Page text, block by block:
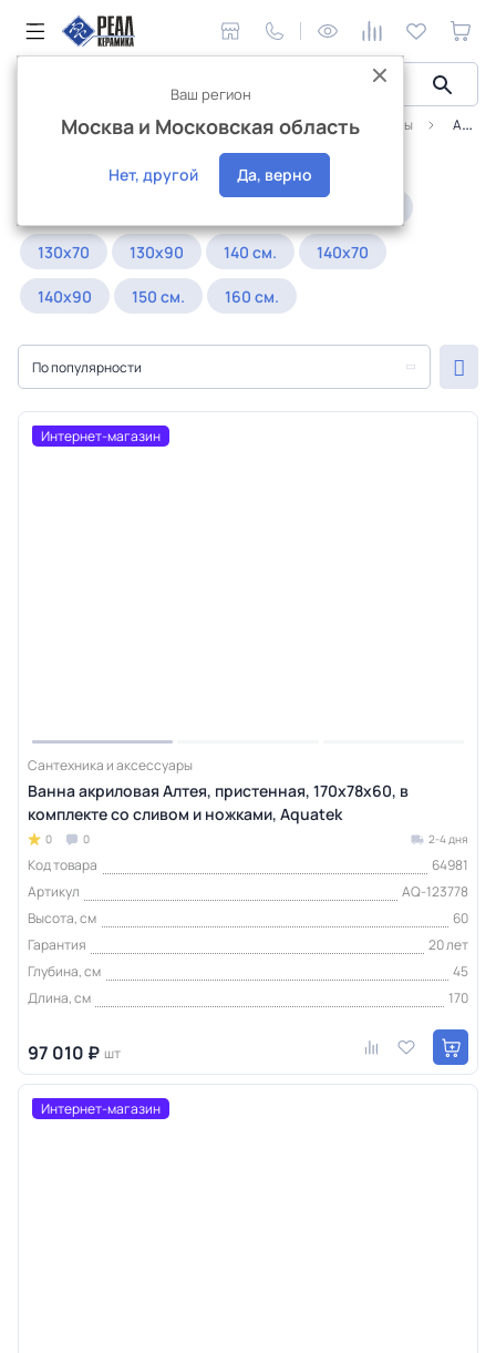
Сантехника и аксессуары Ванны Акриловые ванны Aquatek
Акриловые ванны Aquatek
130х70 130х90 140 см. 140х70
140х90 150 см. 160 см.
По популярности
Интернет-магазин
Сантехника и аксессуары
Ванна акриловая Алтея, пристенная, 170х78х60, в
комплекте со сливом и ножками, Aquatek
0 0 2-4 дня
Код товара
64981
Артикул
AQ-123778
Высота, см
60
Гарантия
20 лет
Глубина, см
45
Длина, см
170
97 010 ₽ шт
Интернет-магазин
Ваш регион
Москва и Московская область
Нет, другой Да, верно